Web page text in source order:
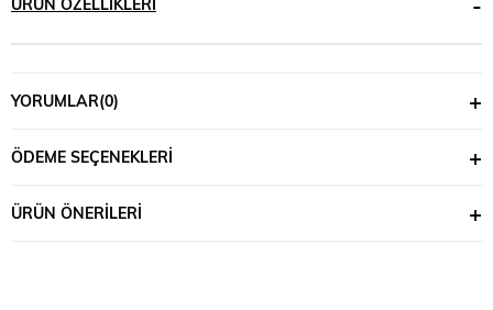
YORUMLAR(0)
ÖDEME SEÇENEKLERI
ÜRÜN ÖNERILERI